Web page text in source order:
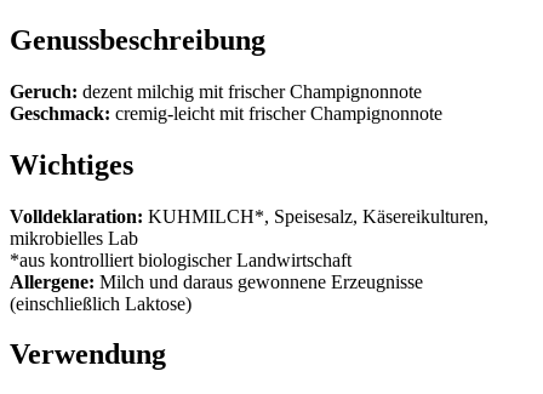
Genussbeschreibung
Geruch: dezent milchig mit frischer Champignonnote
Geschmack: cremig-leicht mit frischer Champignonnote
Wichtiges
Volldeklaration: KUHMILCH*, Speisesalz, Käsereikulturen,
mikrobielles Lab
*aus kontrolliert biologischer Landwirtschaft
Allergene: Milch und daraus gewonnene Erzeugnisse
(einschließlich Laktose)
Verwendung